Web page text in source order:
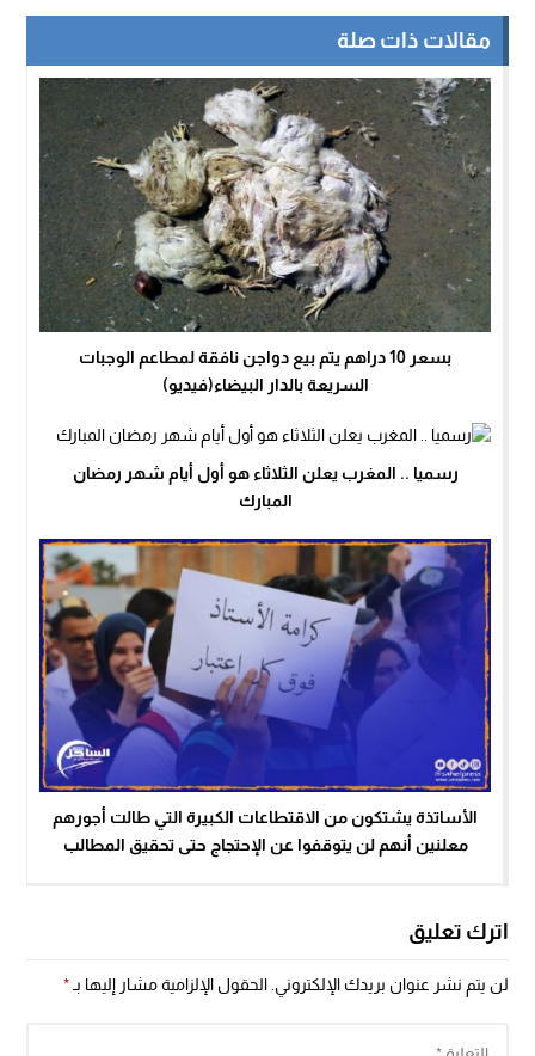
مقالات ذات صلة
بسعر 10 دراهم يتم بيع دواجن نافقة لمطاعم الوجبات
السريعة بالدار البيضاء(فيديو)
رسميا .. المغرب يعلن الثلاثاء هو أول أيام شهر رمضان
المبارك
الأساتذة يشتكون من الاقتطاعات الكبيرة التي طالت أجورهم
معلنين أنهم لن يتوقفوا عن الإحتجاج حتى تحقيق المطالب
اترك تعليق
لن يتم نشر عنوان بريدك الإلكتروني. الحقول الإلزامية مشار إليها بـ*